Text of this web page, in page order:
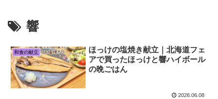
響
和食の献立
ほっけの塩焼き献立｜北海道フェ
アで買ったほっけと響ハイボール
の晩ごはん
2026.06.08